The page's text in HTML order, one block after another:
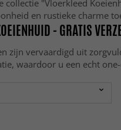
collectie "Vloerkleed
en rustieke charme
- GRATIS
zijn vervaardigd uit
waardoor u een echt